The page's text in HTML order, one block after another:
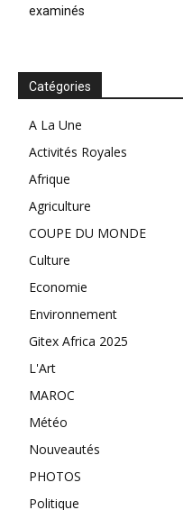
examinés
Catégories
A La Une
Activités Royales
Afrique
Agriculture
COUPE DU MONDE
Culture
Economie
Environnement
Gitex Africa 2025
L'Art
MAROC
Météo
Nouveautés
PHOTOS
Politique